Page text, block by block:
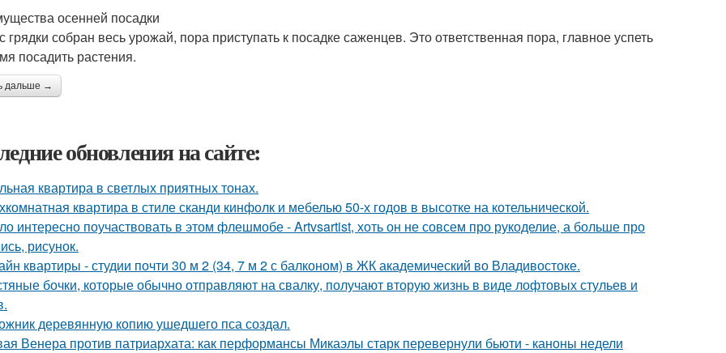
осенней посадки
грядки собран весь урожай, пора приступать к посадке саженцев. Это ответственная пора, главное успеть
посадить растения.
дальше →
обновления на сайте:
квартира в светлых приятных тонах.
квартира в стиле сканди кинфолк и мебелью 50-х годов в высотке на котельнической.
интересно поучаствовать в этом флешмобе - Artvsartist, хоть он не совсем про рукоделие, а больше про
рисунок.
квартиры - студии почти 30 м 2 (34, 7 м 2 с балконом) в ЖК академический во Владивостоке.
бочки, которые обычно отправляют на свалку, получают вторую жизнь в виде лофтовых стульев и
деревянную копию ушедшего пса создал.
Венера против патриархата: как перформансы Микаэлы старк перевернули бьюти - каноны недели